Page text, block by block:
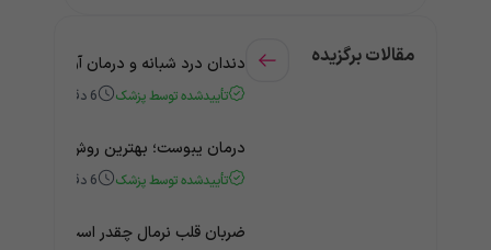
مقالات برگزیده دندان درد شبانه و درمان آن +
تأییدشده توسط پزشک 6 دقیقه
درمان یبوست؛ بهترین روش‌های
تأییدشده توسط پزشک 6 دقیقه
ضربان قلب نرمال چقدر است؟ چه